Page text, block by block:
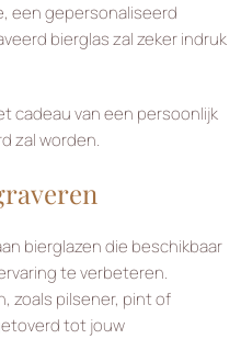
een gepersonaliseerd
bierglas zal zeker indruk
cadeau van een persoonlijk
zal worden.
bierglazen die beschikbaar
te verbeteren.
zoals pilsener, pint of
tot jouw